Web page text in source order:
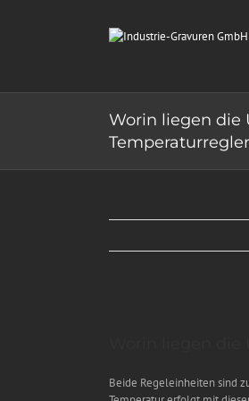
Worin liegen die
Beide Regeleinheiten sind